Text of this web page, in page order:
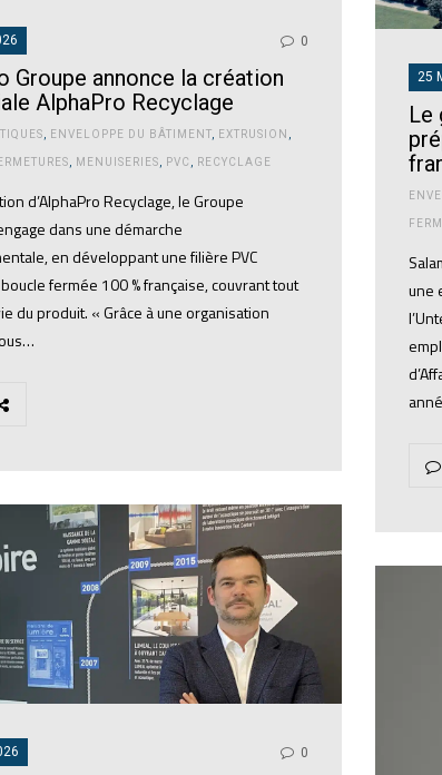
0
Groupe annonce la création
AlphaPro Recyclage
ENVELOPPE DU BÂTIMENT EXTRUSION
MENUISERIES PVC RECYCLAGE
d’AlphaPro Recyclage, le Groupe
dans une démarche
en développant une filière PVC
fermée 100 % française, couvrant tout
du produit. « Grâce à une organisation
25
Le
une
0